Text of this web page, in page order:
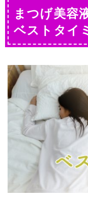
まつげ美容
ベストタイ